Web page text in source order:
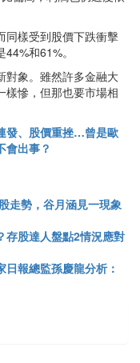
同樣受到股價下跌衝擊
和61%。
對象。雖然許多金融大
樣慘，但那也要市場相
發、股價重挫…曾是歐
會出事？
走勢，谷月涵見一現象
存股達人盤點2情況應對
報總監孫慶龍分析：